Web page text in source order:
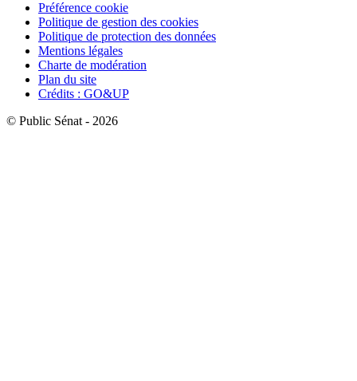
Préférence cookie
Politique de gestion des cookies
Politique de protection des données
Mentions légales
Charte de modération
Plan du site
Crédits : GO&UP
© Public Sénat - 2026